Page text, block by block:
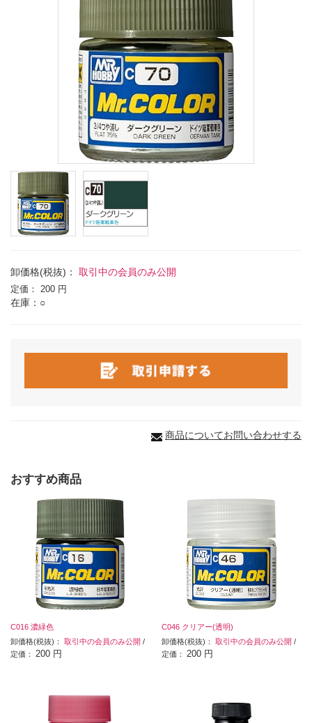
卸価格(税抜)： 取引中の会員のみ公開
定価： 200 円
在庫：○
商品についてお問い合わせする
おすすめ商品
C016 濃緑色
卸価格(税抜)： 取引中の会員のみ公開 /
定価： 200 円
C046 クリアー(透明)
卸価格(税抜)：取引中の会員のみ公開 /
定価： 200 円